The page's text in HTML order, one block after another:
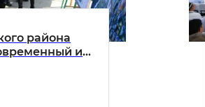
района
и